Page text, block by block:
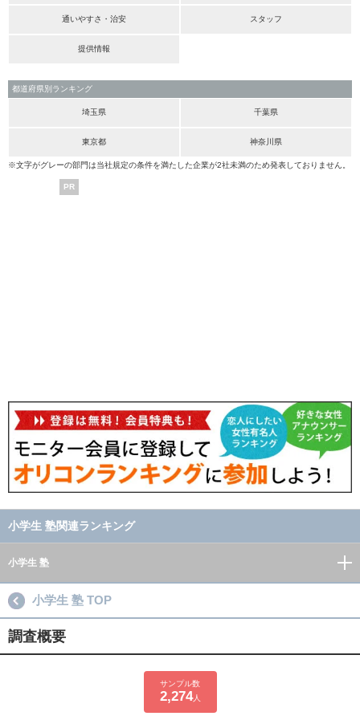
通いやすさ・治安 スタッフ
提供情報
都道府県別ランキング
埼玉県 千葉県
東京都 神奈川県
※文字がグレーの部門は当社規定の条件を満たした企業が2社未満のため発表しておりません。
PR
小学生 塾関連ランキング
小学生 塾
小学生 塾 TOP
調査概要
サンプル数
2,274人